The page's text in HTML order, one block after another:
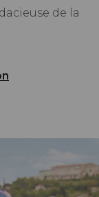
de la